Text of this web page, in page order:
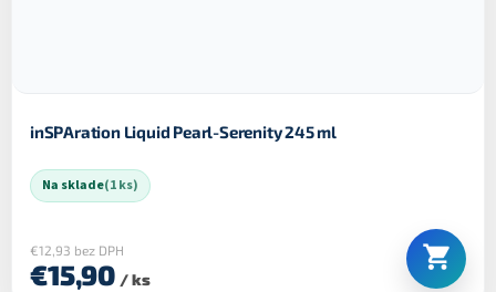
inSPAration Liquid Pearl-Serenity 245 ml
Na sklade(1 ks)
€12,93 bez DPH
€15,90 / ks